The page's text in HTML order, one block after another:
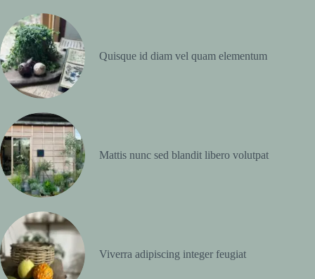
Quisque id diam vel quam elementum
Mattis nunc sed blandit libero volutpat
Viverra adipiscing integer feugiat